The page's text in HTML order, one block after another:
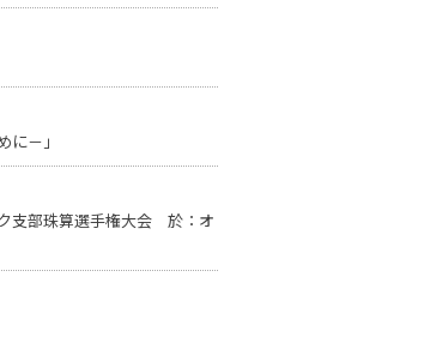
－」
支部珠算選手権大会 於：オ